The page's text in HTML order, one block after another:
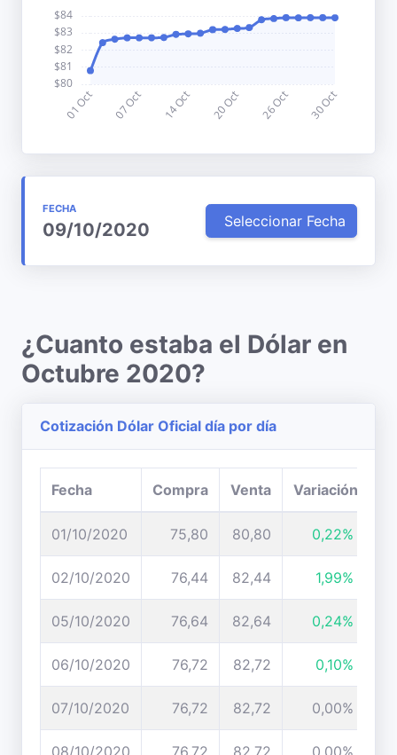
FECHA
09/10/2020 Seleccionar Fecha
¿Cuanto estaba el Dólar en
Octubre 2020?
Cotización Dólar Oficial día por día
Fecha Compra Venta Variación
01/10/2020 75,80 80,80 0,22%
02/10/2020 76,44 82,44 1,99%
05/10/2020 76,64 82,64 0,24%
06/10/2020 76,72 82,72 0,10%
07/10/2020 76,72 82,72 0,00%
08/10/2020 76,72 82,72 0,00%